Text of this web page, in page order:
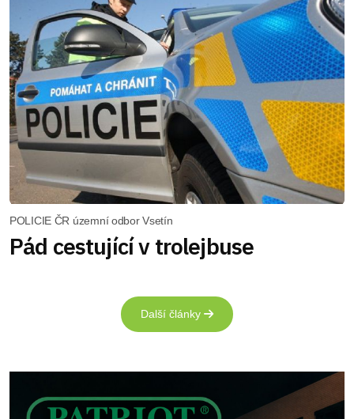
POLICIE ČR územní odbor Vsetín
Pád cestující v trolejbuse
Další články